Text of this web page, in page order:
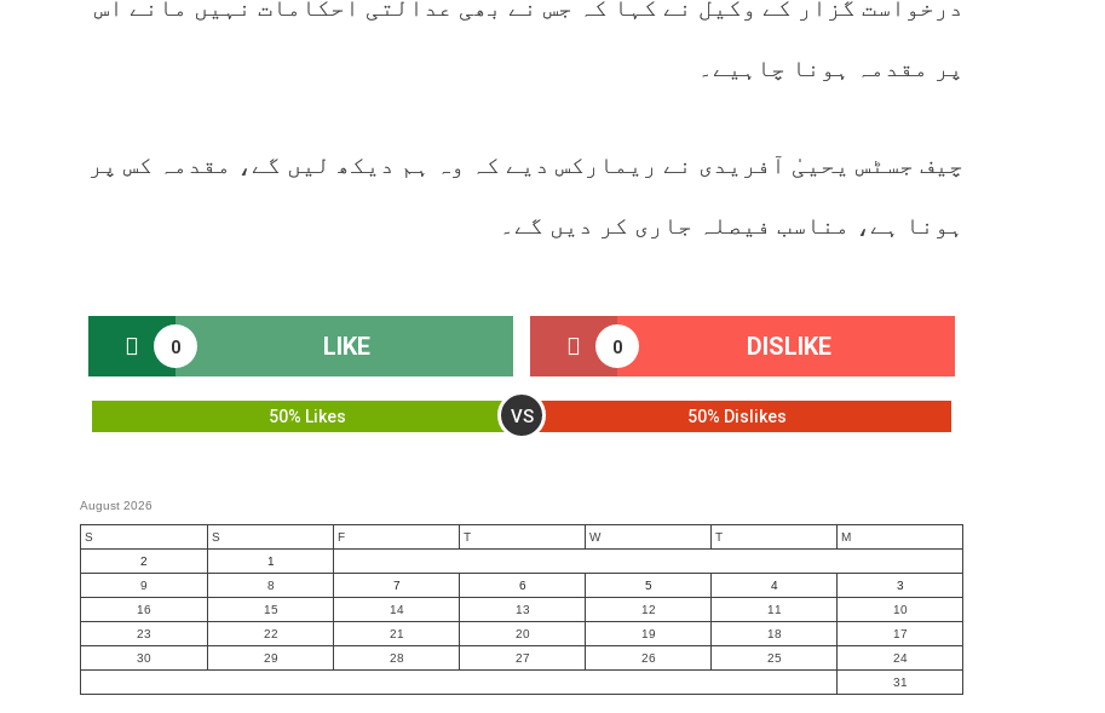
درخواست گزار کے وکیل نے کہا کہ جس نے بھی عدالتی احکامات نہیں مانے اس
پر مقدمہ ہونا چاہیے۔
چیف جسٹس یحییٰ آفریدی نے ریمارکس دیے کہ وہ ہم دیکھ لیں گے، مقدمہ کس پر
ہونا ہے، مناسب فیصلہ جاری کر دیں گے۔
0 LIKE 0 DISLIKE
50% Likes VS 50% Dislikes
August 2026
M
T
W
T
F
S
S
1
2
3
4
5
6
7
8
9
10
11
12
13
14
15
16
17
18
19
20
21
22
23
24
25
26
27
28
29
30
31